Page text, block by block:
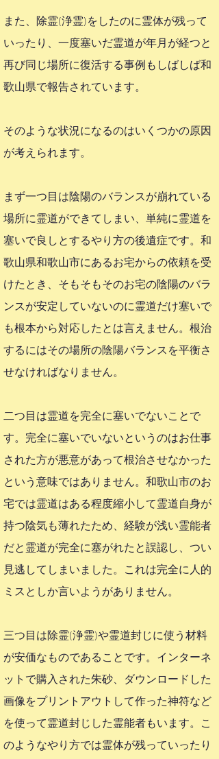
また、除霊(浄霊)をしたのに霊体が残って
いったり、一度塞いだ霊道が年月が経つと
再び同じ場所に復活する事例もしばしば和
歌山県で報告されています。
そのような状況になるのはいくつかの原因
が考えられます。
まず一つ目は陰陽のバランスが崩れている
場所に霊道ができてしまい、単純に霊道を
塞いで良しとするやり方の後遺症です。和
歌山県和歌山市にあるお宅からの依頼を受
けたとき、そもそもそのお宅の陰陽のバラ
ンスが安定していないのに霊道だけ塞いで
も根本から対応したとは言えません。根治
するにはその場所の陰陽バランスを平衡さ
せなければなりません。
二つ目は霊道を完全に塞いでないことで
す。完全に塞いでいないというのはお仕事
された方が悪意があって根治させなかった
という意味ではありません。和歌山市のお
宅では霊道はある程度縮小して霊道自身が
持つ陰気も薄れたため、経験が浅い霊能者
だと霊道が完全に塞がれたと誤認し、つい
見逃してしまいました。これは完全に人的
ミスとしか言いようがありません。
三つ目は除霊(浄霊)や霊道封じに使う材料
が安価なものであることです。インターネ
ットで購入された朱砂、ダウンロードした
画像をプリントアウトして作った神符など
を使って霊道封じした霊能者もいます。こ
のようなやり方では霊体が残っていったり